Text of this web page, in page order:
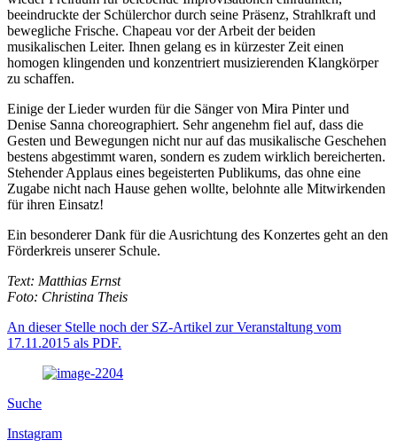
beeindruckte der Schülerchor durch seine Präsenz, Strahlkraft und
bewegliche Frische. Chapeau vor der Arbeit der beiden
musikalischen Leiter. Ihnen gelang es in kürzester Zeit einen
homogen klingenden und konzentriert musizierenden Klangkörper
zu schaffen.
Einige der Lieder wurden für die Sänger von Mira Pinter und
Denise Sanna choreographiert. Sehr angenehm fiel auf, dass die
Gesten und Bewegungen nicht nur auf das musikalische Geschehen
bestens abgestimmt waren, sondern es zudem wirklich bereicherten.
Stehender Applaus eines begeisterten Publikums, das ohne eine
Zugabe nicht nach Hause gehen wollte, belohnte alle Mitwirkenden
für ihren Einsatz!
Ein besonderer Dank für die Ausrichtung des Konzertes geht an den
Förderkreis unserer Schule.
Text: Matthias Ernst
Foto: Christina Theis
An dieser Stelle noch der SZ-Artikel zur Veranstaltung vom
17.11.2015 als PDF.
Suche
Instagram